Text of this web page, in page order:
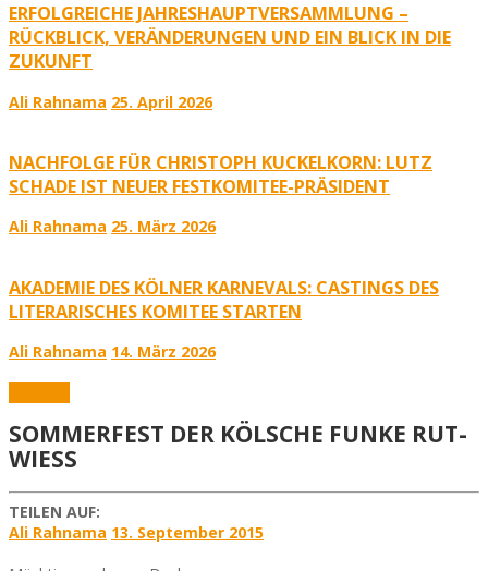
ERFOLGREICHE JAHRESHAUPTVERSAMMLUNG –
RÜCKBLICK, VERÄNDERUNGEN UND EIN BLICK IN DIE
ZUKUNFT
Ali Rahnama 25. April 2026
NACHFOLGE FÜR CHRISTOPH KUCKELKORN: LUTZ
SCHADE IST NEUER FESTKOMITEE-PRÄSIDENT
Ali Rahnama 25. März 2026
AKADEMIE DES KÖLNER KARNEVALS: CASTINGS DES
LITERARISCHES KOMITEE STARTEN
Ali Rahnama 14. März 2026
SOMMERFEST DER KÖLSCHE FUNKE RUT-
WIESS
TEILEN AUF:
Ali Rahnama 13. September 2015